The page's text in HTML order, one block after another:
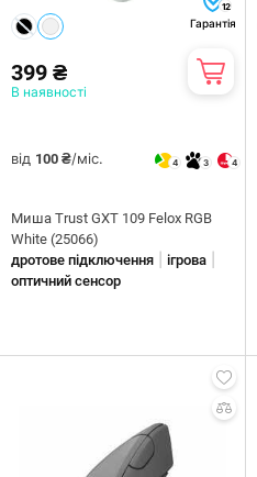
12
Гарантія
399 ₴
В наявності
від 100 ₴/міс. 4 3 4
Миша Trust GXT 109 Felox RGB
White (25066)
дротове підключення
ігрова
оптичний сенсор